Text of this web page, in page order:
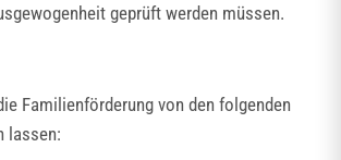
geprüft werden müssen.
Familienförderung von den folgenden
lassen: